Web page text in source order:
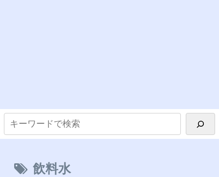
飲料水